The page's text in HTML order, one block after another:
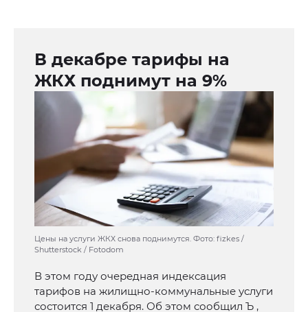
В декабре тарифы на
ЖКХ поднимут на 9%
Цены на услуги ЖКХ снова поднимутся. Фото: fizkes /
Shutterstock / Fotodom
В этом году очередная индексация
тарифов на жилищно-коммунальные услуги
состоится 1 декабря. Об этом сообщил Ъ ,